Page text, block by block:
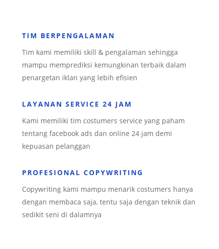
TIM BERPENGALAMAN
Tim kami memiliki skill & pengalaman sehingga
mampu memprediksi kemungkinan terbaik dalam
penargetan iklan yang lebih efisien
LAYANAN SERVICE 24 JAM
Kami memiliki tim costumers service yang paham
tentang facebook ads dan online 24 jam demi
kepuasan pelanggan
PROFESIONAL COPYWRITING
Copywriting kami mampu menarik costumers hanya
dengan membaca saja, tentu saja dengan teknik dan
sedikit seni di dalamnya